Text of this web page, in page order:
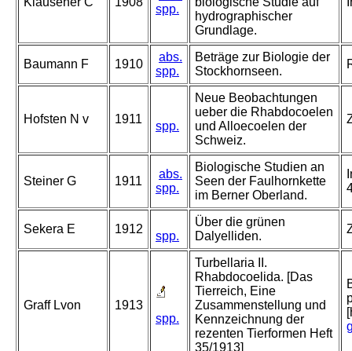
spp.
hydrographischer
Grundlage.
Baumann F 1910
abs.
spp.
Beträge zur Biologie der
Stockhornseen.
Hofsten N v 1911
spp.
Neue Beobachtungen
ueber die Rhabdocoelen
und Alloecoelen der
Schweiz.
Steiner G 1911
abs.
spp.
Biologische Studien an
Seen der Faulhornkette
im Berner Oberland.
Sekera E 1912
spp.
Über die grünen
Dalyelliden.
Graff Lvon
1913
spp.
Turbellaria II.
Rhabdocoelida. [Das
Tierreich, Eine
Zusammenstellung und
Kennzeichnung der
rezenten Tierformen Heft
35/1913]